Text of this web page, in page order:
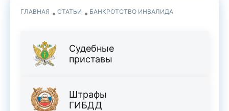
ГЛАВНАЯ СТАТЬИ БАНКРОТСТВО ИНВАЛИДА
Судебные
приставы
Штрафы
ГИБДД